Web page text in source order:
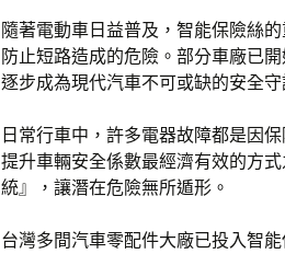
隨著電動車日益普及，智能保險絲
防止短路造成的危險。部分車廠已
逐步成為現代汽車不可或缺的安全守
日常行車中，許多電器故障都是因
提升車輛安全係數最經濟有效的方
統』，讓潛在危險無所遁形。
台灣多間汽車零配件大廠已投入智